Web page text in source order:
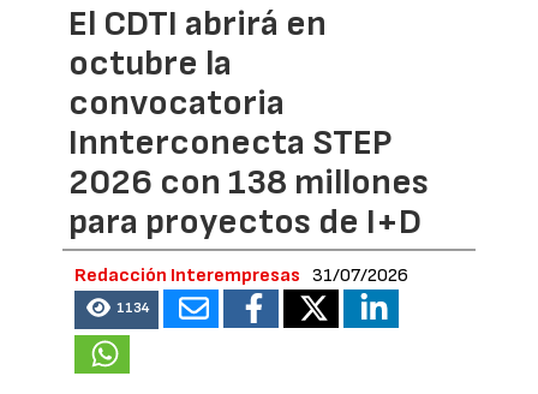
El CDTI abrirá en
octubre la
convocatoria
Innterconecta STEP
2026 con 138 millones
para proyectos de I+D
Redacción Interempresas 31/07/2026
1134